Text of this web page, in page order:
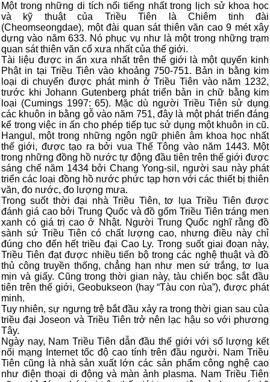
Một trong những di tích nổi tiếng nhất trong lịch sử khoa học
và kỹ thuật của Triều Tiên là Chiêm tinh đài
(Cheomseongdae), một đài quan sát thiên văn cao 9 mét xây
dựng vào năm 633. Nó phục vụ như là một trong những trạm
quan sát thiên văn cổ xưa nhất của thế giới.
Tài liệu được in ấn xưa nhất trên thế giới là một quyển kinh
Phật in tại Triều Tiên vào khoảng 750-751. Bản in bằng kim
loại di chuyển được phát minh ở Triều Tiên vào năm 1232,
trước khi Johann Gutenberg phát triển bản in chữ bằng kim
loại (Cumings 1997: 65). Mặc dù người Triều Tiên sử dụng
các khuôn in bằng gỗ vào năm 751, đây là một phát triển đáng
kể trong việc in ấn cho phép tiếp tục sử dụng một khuôn in cũ.
Hangul, một trong những ngôn ngữ phiên âm khoa học nhất
thế giới, được tạo ra bởi vua Thế Tông vào năm 1443. Một
trong những đồng hồ nước tự động đầu tiên trên thế giới được
sáng chế năm 1434 bởi Chang Yong-sil, người sau này phát
triển các loại đồng hồ nước phức tạp hơn với các thiết bị thiên
văn, đo nước, đo lượng mưa.
Trong suốt thời đại nhà Triều Tiên, tơ lụa Triều Tiên được
đánh giá cao bởi Trung Quốc và đồ gốm Triều Tiên tráng men
xanh có giá trị cao ở Nhật. Người Trung Quốc nghĩ rằng đồ
sành sứ Triều Tiên có chất lượng cao, nhưng điều này chỉ
đúng cho đến hết triều đại Cao Ly. Trong suốt giai đoạn này,
Triều Tiên đạt được nhiều tiến bộ trong các nghệ thuật và đồ
thủ công truyền thống, chẳng hạn như men sứ trắng, tơ lụa
mịn và giấy. Cũng trong thời gian này, tàu chiến bọc sắt đầu
tiên trên thế giới, Geobukseon (hay “Tàu con rùa”), được phát
minh.
Tuy nhiên, sự ngưng trệ bắt đầu xảy ra trong thời gian sau của
triều đại Joseon và Triều Tiên trở nên lạc hậu so với phương
Tây.
Ngày nay, Nam Triều Tiên dẫn đầu thế giới với số lượng kết
nối mạng Internet tốc độ cao tính trên đầu người. Nam Triều
Tiên cũng là nhà sản xuất lớn các sản phẩm công nghệ cao
như điện thoại di động và màn ảnh plasma. Nam Triều Tiên